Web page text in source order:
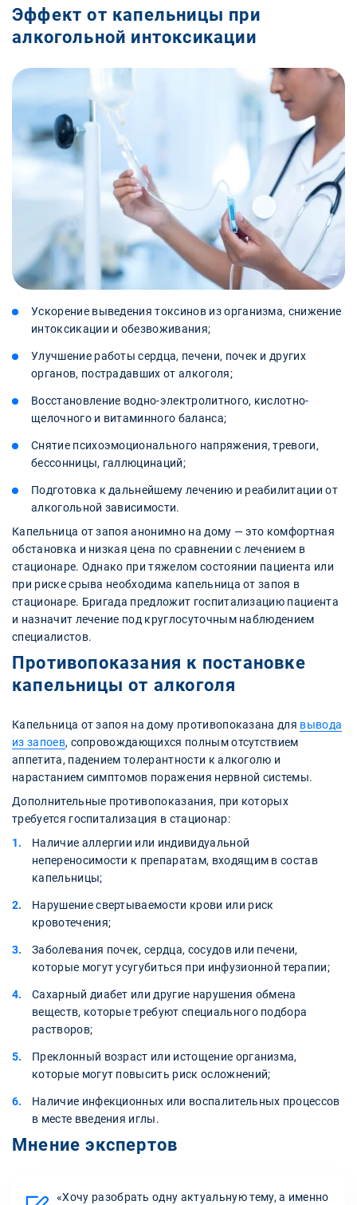
Эффект от капельницы при
алкогольной интоксикации
Ускорение выведения токсинов из организма, снижение
интоксикации и обезвоживания;
Улучшение работы сердца, печени, почек и других
органов, пострадавших от алкоголя;
Восстановление водно-электролитного, кислотно-
щелочного и витаминного баланса;
Снятие психоэмоционального напряжения, тревоги,
бессонницы, галлюцинаций;
Подготовка к дальнейшему лечению и реабилитации от
алкогольной зависимости.
Капельница от запоя анонимно на дому — это комфортная
обстановка и низкая цена по сравнении с лечением в
стационаре. Однако при тяжелом состоянии пациента или
при риске срыва необходима капельница от запоя в
стационаре. Бригада предложит госпитализацию пациента
и назначит лечение под круглосуточным наблюдением
специалистов.
Противопоказания к постановке
капельницы от алкоголя
Капельница от запоя на дому противопоказана для вывода
из запоев, сопровождающихся полным отсутствием
аппетита, падением толерантности к алкоголю и
нарастанием симптомов поражения нервной системы.
Дополнительные противопоказания, при которых
требуется госпитализация в стационар:
Наличие аллергии или индивидуальной
непереносимости к препаратам, входящим в состав
капельницы;
Нарушение свертываемости крови или риск
кровотечения;
Заболевания почек, сердца, сосудов или печени,
которые могут усугубиться при инфузионной терапии;
Сахарный диабет или другие нарушения обмена
веществ, которые требуют специального подбора
растворов;
Преклонный возраст или истощение организма,
которые могут повысить риск осложнений;
Наличие инфекционных или воспалительных процессов
в месте введения иглы.
Мнение экспертов
«Хочу разобрать одну актуальную тему, а именно